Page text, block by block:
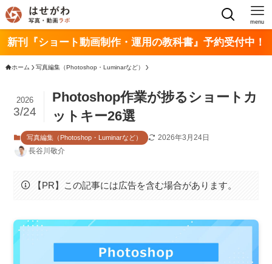
menu
新刊『ショート動画制作・運用の教科書』予約受付中！
ホーム 写真編集（Photoshop・Luminarなど）
Photoshop作業が捗るショートカ
ットキー26選
2026
3/24
写真編集（Photoshop・Luminarなど）
2026年3月24日
長谷川敬介
【PR】この記事には広告を含む場合があります。